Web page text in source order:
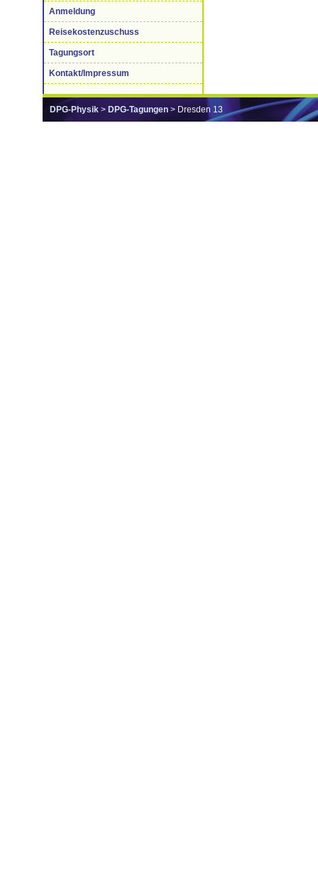
Anmeldung
Reisekostenzuschuss
Tagungsort
Kontakt/Impressum
DPG-Physik > DPG-Tagungen > Dresden 13